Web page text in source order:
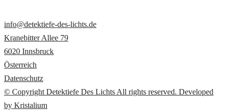
info@detektiefe-des-lichts.de
Kranebitter Allee 79
6020 Innsbruck
Österreich
Datenschutz
© Copyright Detektiefe Des Lichts All rights reserved. Developed
by Kristalium